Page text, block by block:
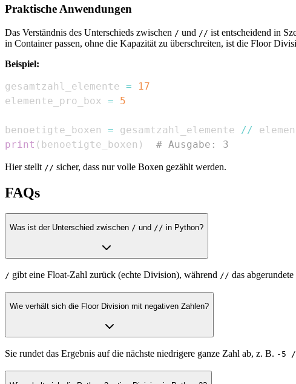
Praktische Anwendungen
Das Verständnis des Unterschieds zwischen / und // ist entscheidend in
in Container passen, ohne die Kapazität zu überschreiten, ist die Floor
Beispiel:
gesamtzahl_elemente =
17
elemente_pro_box = 5
benoetigte_boxen = gesamtzahl_elemente //
print ( benoetigte_boxen ) # Ausgabe: 3
Hier stellt // sicher, dass nur volle Boxen gezählt werden.
FAQs
Was ist der Unterschied zwischen / und // in Python?
/ gibt eine Float-Zahl zurück (echte Division), während // das
Wie verhält sich die Floor Division mit negativen Zahlen?
Sie rundet das Ergebnis auf die nächste niedrigere ganze Zahl ab, z. B. -5